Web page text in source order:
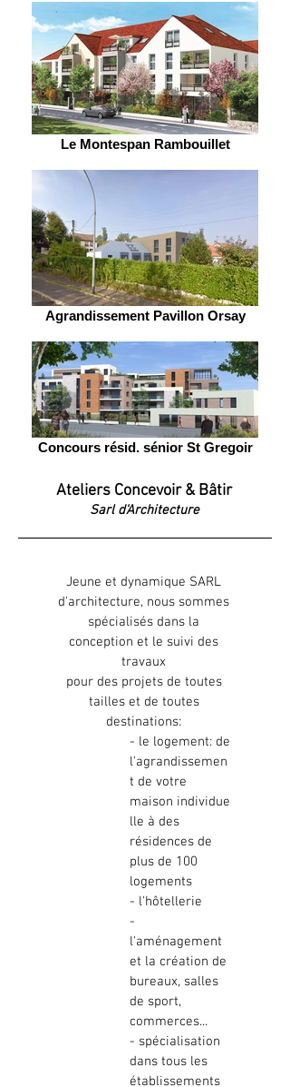
Le Montespan Rambouillet
Agrandissement Pavillon Orsay
Concours résid. sénior St Gregoir
Ateliers Concevoir & Bâtir
Sarl d'Architecture
Jeune et dynamique SARL
d'architecture, nous sommes
spécialisés dans la
conception et le suivi des
travaux
pour des projets de toutes
tailles et de toutes
destinations:
- le logement: de
l'agrandissemen
t de votre
maison individue
lle à des
résidences de
plus de 100
logements
- l'hôtellerie
-
l'aménagement
et la création de
bureaux, salles
de sport,
commerces...
- spécialisation
dans tous les
établissements